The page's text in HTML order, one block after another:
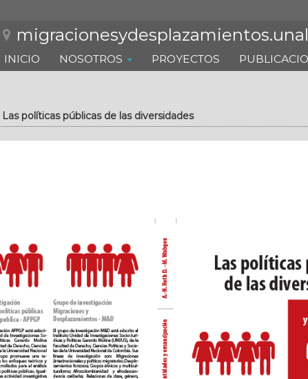
INICIO NOSOTROS PROYECTOS
Las políticas públicas de las diversidades